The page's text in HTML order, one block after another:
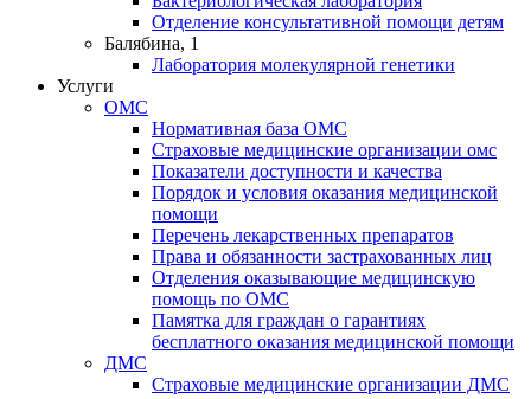
Отделение консультативной помощи детям
Балябина, 1
Лаборатория молекулярной генетики
Услуги
ОМС
Нормативная база ОМС
Страховые медицинские организации омс
Показатели доступности и качества
Порядок и условия оказания медицинской
помощи
Перечень лекарственных препаратов
Права и обязанности застрахованных лиц
Отделения оказывающие медицинскую
помощь по ОМС
Памятка для граждан о гарантиях
бесплатного оказания медицинской помощи
ДМС
Страховые медицинские организации ДМС